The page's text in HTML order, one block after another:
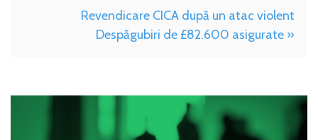
Revendicare CICA după un atac violent
Despăgubiri de £82.600 asigurate »